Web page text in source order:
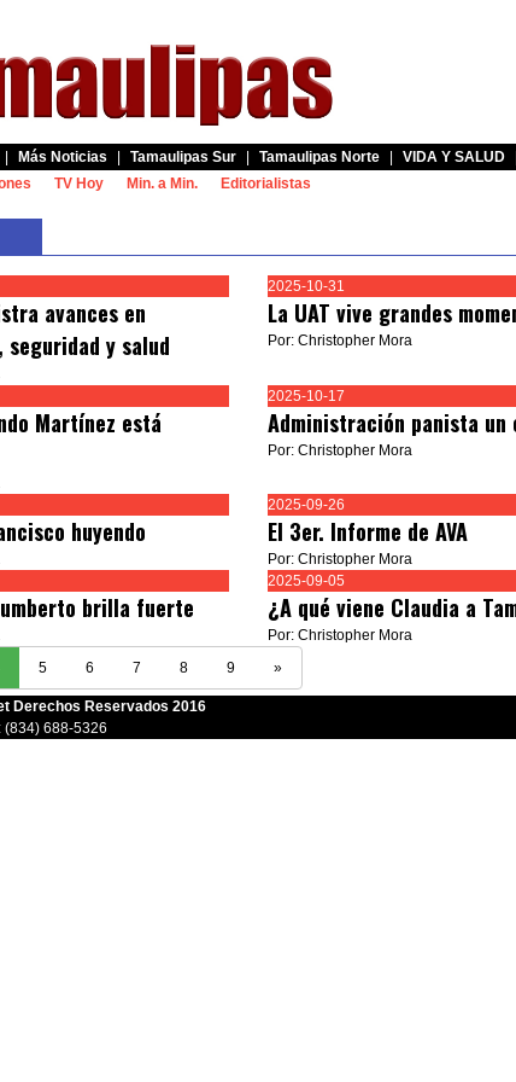
Más Noticias Tamaulipas Sur Tamaulipas Norte VIDA Y SALUD
TV Hoy Min. a Min. Editorialistas
avances en
y salud
2025-10-31
La UAT vive grandes
Por: Christopher Mora
Martínez está
2025-10-17
Administración panista un
Por: Christopher Mora
huyendo
2025-09-26
El 3er. Informe de AVA
Por: Christopher Mora
brilla fuerte
2025-09-05
¿A qué viene Claudia a
Por: Christopher Mora
5 6 7 8 9 »
Derechos Reservados 2016
(834) 688-5326